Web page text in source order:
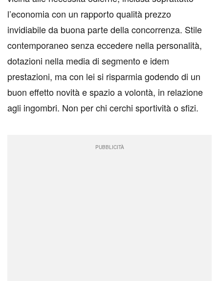
l’economia con un rapporto qualità prezzo
invidiabile da buona parte della concorrenza. Stile
contemporaneo senza eccedere nella personalità,
dotazioni nella media di segmento e idem
prestazioni, ma con lei si risparmia godendo di un
buon effetto novità e spazio a volontà, in relazione
agli ingombri. Non per chi cerchi sportività o sfizi.
PUBBLICITÀ